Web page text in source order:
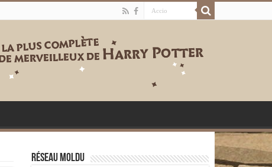
Réseau moldu